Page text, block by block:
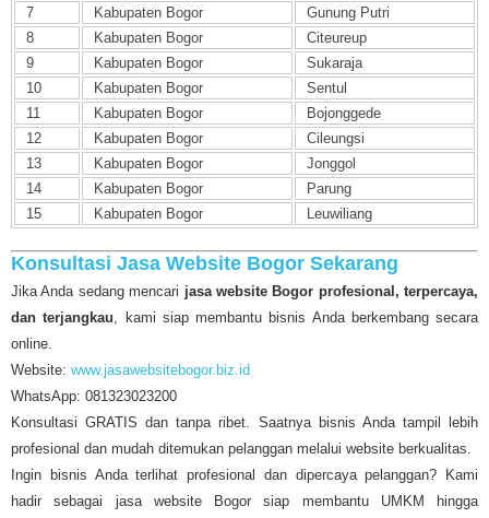
7
Kabupaten Bogor
Gunung Putri
8
Kabupaten Bogor
Citeureup
9
Kabupaten Bogor
Sukaraja
10
Kabupaten Bogor
Sentul
11
Kabupaten Bogor
Bojonggede
12
Kabupaten Bogor
Cileungsi
13
Kabupaten Bogor
Jonggol
14
Kabupaten Bogor
Parung
15
Kabupaten Bogor Leuwiliang
Konsultasi Jasa Website Bogor Sekarang
Jika Anda sedang mencari jasa website Bogor profesional, terpercaya,
dan terjangkau, kami siap membantu bisnis Anda berkembang secara
online.
Website: www.jasawebsitebogor.biz.id
WhatsApp: 081323023200
Konsultasi GRATIS dan tanpa ribet. Saatnya bisnis Anda tampil lebih
profesional dan mudah ditemukan pelanggan melalui website berkualitas.
Ingin bisnis Anda terlihat profesional dan dipercaya pelanggan? Kami
hadir sebagai jasa website Bogor siap membantu UMKM hingga